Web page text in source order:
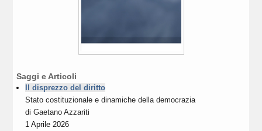
Saggi e Articoli
Il disprezzo del diritto
Stato costituzionale e dinamiche della democrazia
diGaetano Azzariti
1 Aprile 2026